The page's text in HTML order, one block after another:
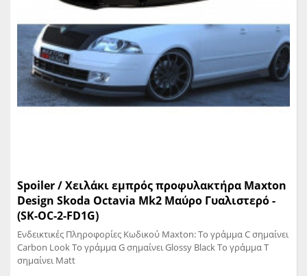
Spoiler / Χειλάκι εμπρός προφυλακτήρα Maxton
Design Skoda Octavia Mk2 Μαύρο Γυαλιστερό -
(SK-OC-2-FD1G)
Ενδεικτικές Πληροφορίες Κωδικού Maxton: Το γράμμα C σημαίνει
Carbon Look Το γράμμα G σημαίνει Glossy Black Το γράμμα T
σημαίνει Matt